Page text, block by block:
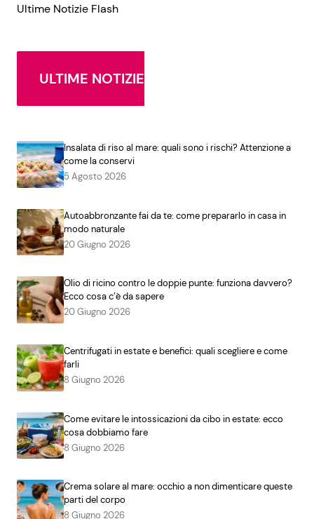
Ultime Notizie Flash
ULTIME NOTIZIE
Insalata di riso al mare: quali sono i rischi? Attenzione a
come la conservi
5 Agosto 2026
Autoabbronzante fai da te: come prepararlo in casa in
modo naturale
20 Giugno 2026
Olio di ricino contro le doppie punte: funziona davvero?
Ecco cosa c’è da sapere
20 Giugno 2026
Centrifugati in estate e benefici: quali scegliere e come
farli
8 Giugno 2026
Come evitare le intossicazioni da cibo in estate: ecco
cosa dobbiamo fare
8 Giugno 2026
Crema solare al mare: occhio a non dimenticare queste
parti del corpo
8 Giugno 2026